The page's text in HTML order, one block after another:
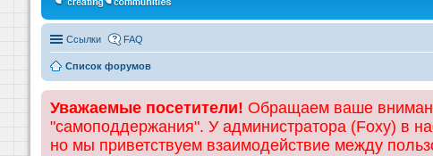
Ссылки FAQ
Список форумов
Уважаемые посетители! Обращаем ваше
"самоподдержания". У администратора (Foxy) в
но мы приветствуем взаимодействие между